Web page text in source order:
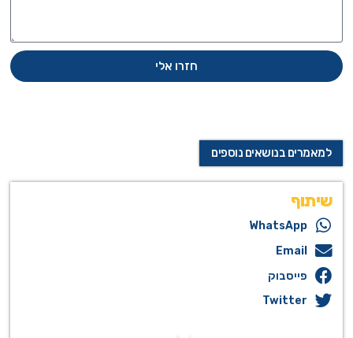
חזרו אלי
למאמרים בנושאים נוספים
שיתוף
WhatsApp
Email
פייסבוק
Twitter